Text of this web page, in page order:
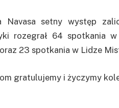
Navasa setny występ
rozegrał 64 spotkania
23 spotkania w Lidze
gratulujemy i życzymy